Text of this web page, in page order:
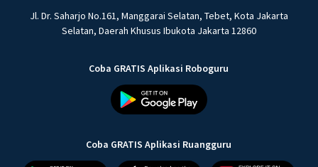
Jl. Dr. Saharjo No.161, Manggarai Selatan, Tebet, Kota Jakarta
Selatan, Daerah Khusus Ibukota Jakarta 12860
Coba GRATIS Aplikasi Roboguru
Coba GRATIS Aplikasi Ruangguru